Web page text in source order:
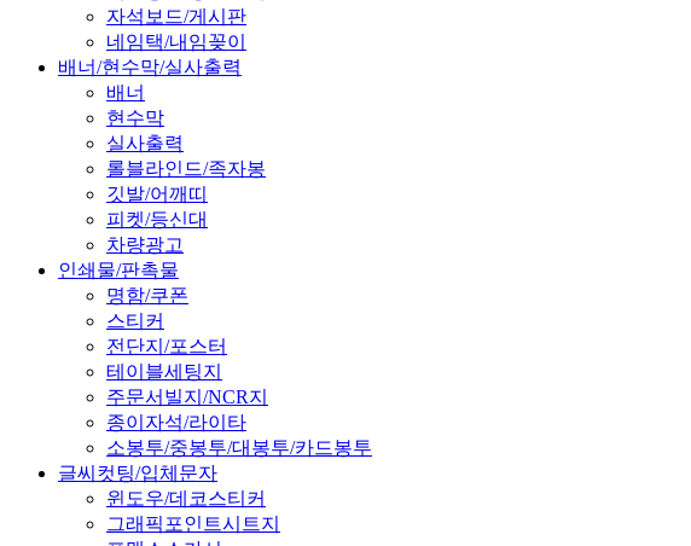
자석보드/게시판
네임택/내임꽂이
배너/현수막/실사출력
배너
현수막
실사출력
롤블라인드/족자봉
깃발/어깨띠
피켓/등신대
차량광고
인쇄물/판촉물
명함/쿠폰
스티커
전단지/포스터
테이블세팅지
주문서빌지/NCR지
종이자석/라이타
소봉투/중봉투/대봉투/카드봉투
글씨컷팅/입체문자
윈도우/데코스티커
그래픽포인트시트지